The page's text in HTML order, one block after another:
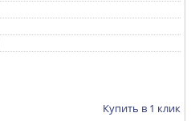
Купить в 1 клик